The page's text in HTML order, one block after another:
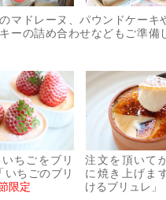
マドレーヌ、パウンドケーキ
ーの詰め合わせなどもご準備
ちごをブリ
いちごのブリ
限定
注文を頂いて
に焼き上げま
けるブリュレ」